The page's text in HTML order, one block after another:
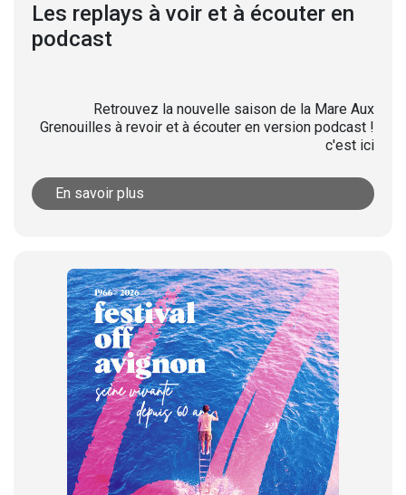
Les replays à voir et à écouter en
podcast
Retrouvez la nouvelle saison de la Mare Aux
Grenouilles à revoir et à écouter en version podcast !
c'est ici
En savoir plus